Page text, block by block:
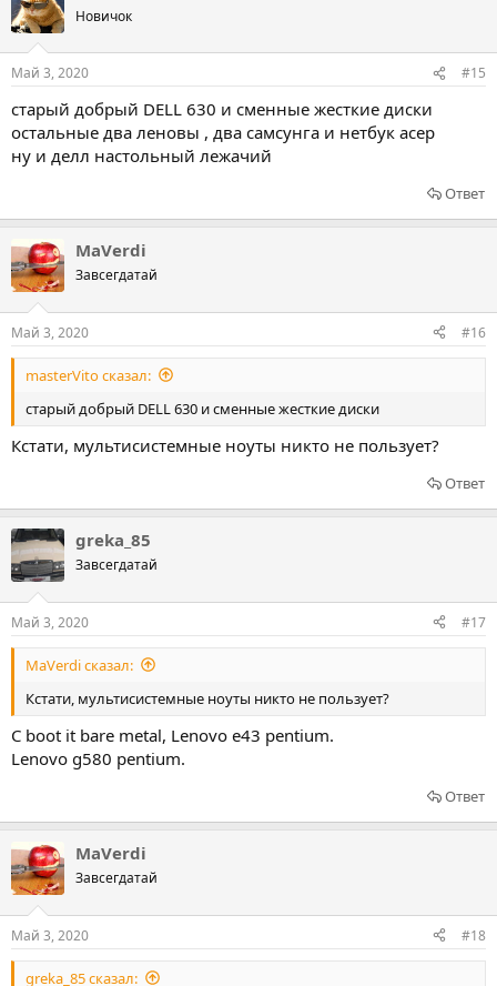
Новичок
Май 3, 2020 #15
старый добрый DELL 630 и сменные жесткие диски
остальные два леновы , два самсунга и нетбук асер
ну и делл настольный лежачий
Ответ
MaVerdi
Завсегдатай
Май 3, 2020 #16
masterVito сказал:
старый добрый DELL 630 и сменные жесткие диски
Кстати, мультисистемные ноуты никто не пользует?
Ответ
greka_85
Завсегдатай
Май 3, 2020 #17
MaVerdi сказал:
Кстати, мультисистемные ноуты никто не пользует?
С boot it bare metal, Lenovo e43 pentium.
Lenovo g580 pentium.
Ответ
MaVerdi
Завсегдатай
Май 3, 2020 #18
greka_85 сказал: